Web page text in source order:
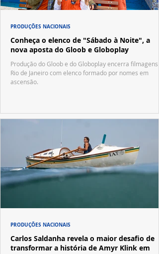
Conheça o elenco de "Sábado à Noite", a
nova aposta do Gloob e Globoplay
Produção do Gloob e do Globoplay encerra filmagens
Rio de Janeiro com elenco formado por nomes em
ascensão.
PRODUÇÕES NACIONAIS
Carlos Saldanha revela o maior desafio de
transformar a história de Amyr Klink em
PRODUÇÕES NACIONAIS